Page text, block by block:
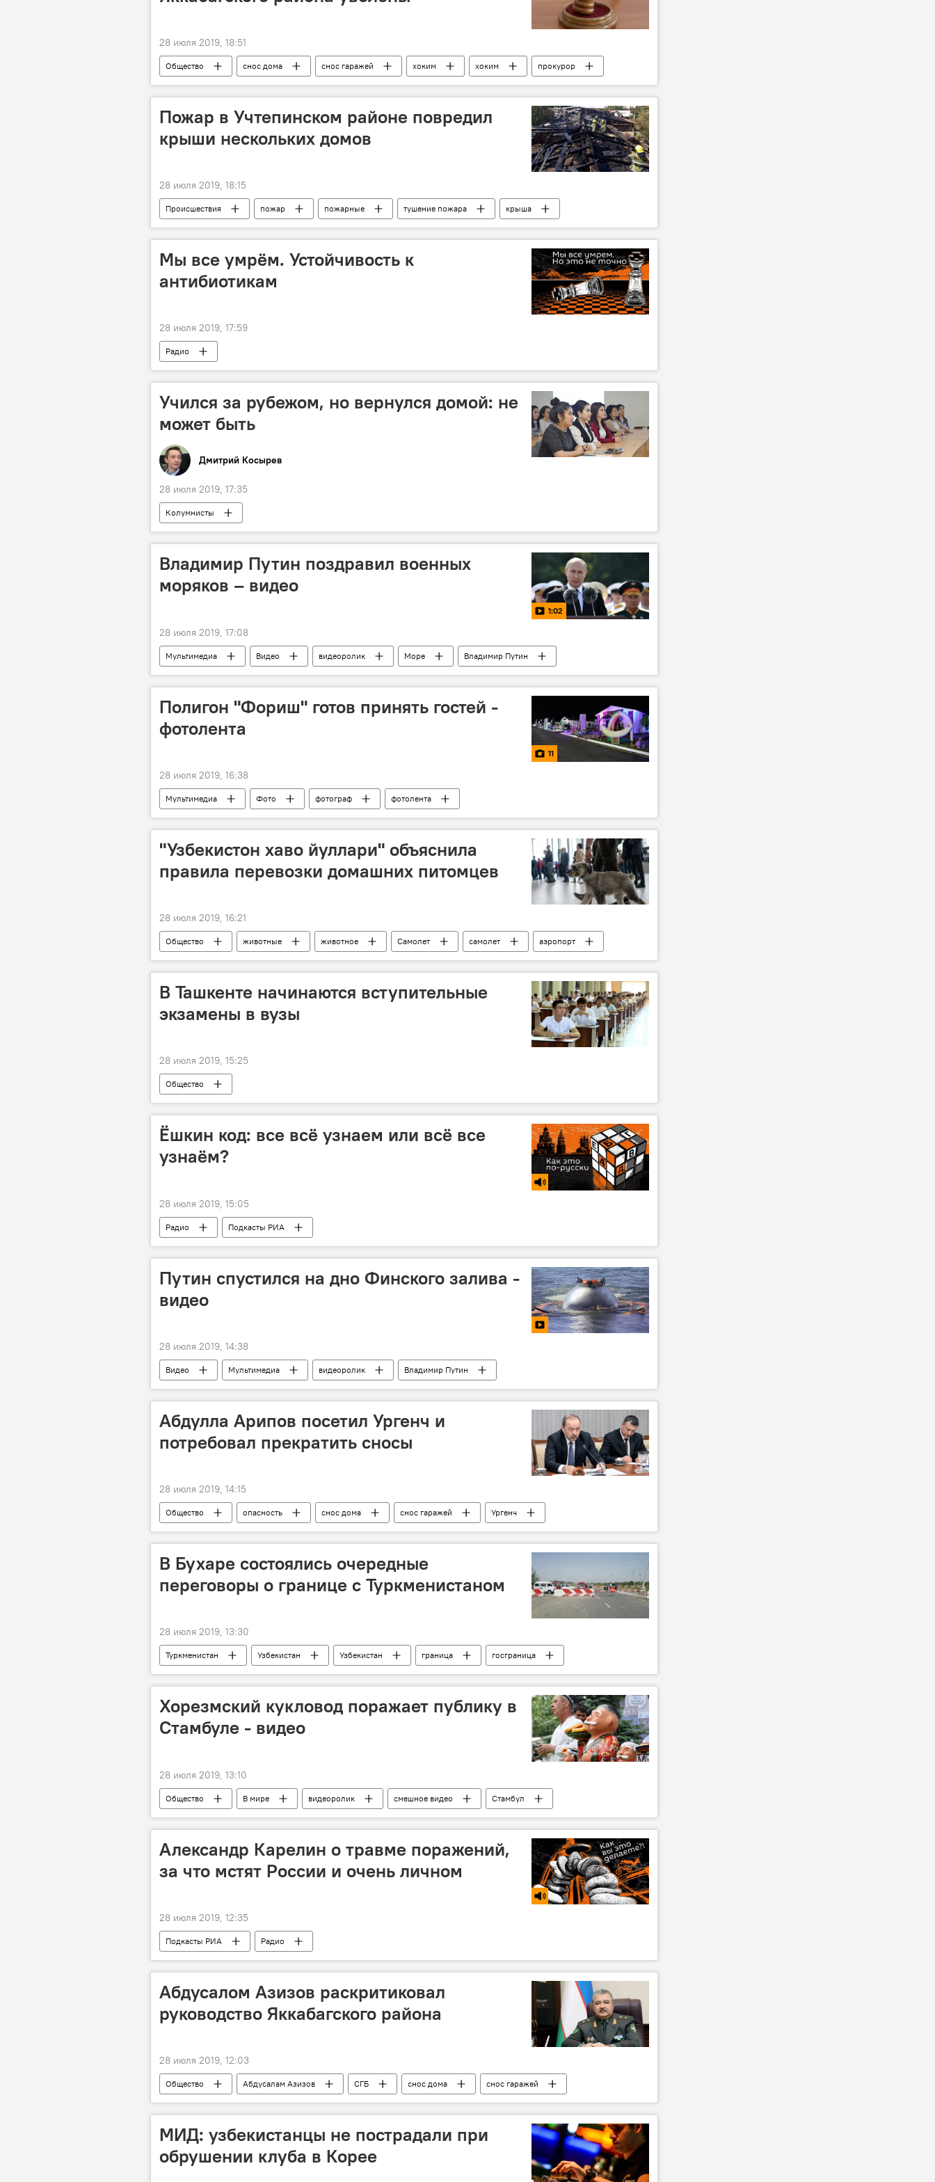
28 июля 2019, 18:51
Общество снос дома снос гаражей хоким хоким
прокурор
увольнение
Пожар в Учтепинском районе повредил
крыши нескольких домов
28 июля 2019, 18:15
Происшествия пожар пожарные тушение пожара
крыша
крыша рухнула
Мы все умрём. Устойчивость к
антибиотикам
28 июля 2019, 17:59
Радио
Учился за рубежом, но вернулся домой: не
может быть
Дмитрий Косырев
28 июля 2019, 17:35
Колумнисты
Владимир Путин поздравил военных
моряков – видео
1:02
28 июля 2019, 17:08
Мультимедиа Видео видеоролик Море Владимир Путин
Полигон "Фориш" готов принять гостей -
фотолента
11
28 июля 2019, 16:38
Мультимедиа Фото фотограф
фотолента
Узбекистан на V Армейских международных играх - 2019
"Узбекистон хаво йуллари" объяснила
правила перевозки домашних питомцев
28 июля 2019, 16:21
Общество животные животное Самолет самолет аэропорт
В Ташкенте начинаются вступительные
экзамены в вузы
28 июля 2019, 15:25
Общество
Ёшкин код: все всё узнаем или всё все
узнаём?
28 июля 2019, 15:05
Радио Подкасты РИА
Путин спустился на дно Финского залива -
видео
28 июля 2019, 14:38
Видео Мультимедиа видеоролик Владимир Путин
Абдулла Арипов посетил Ургенч и
потребовал прекратить сносы
28 июля 2019, 14:15
Общество опасность снос дома снос гаражей Ургенч
В Бухаре состоялись очередные
переговоры о границе с Туркменистаном
28 июля 2019, 13:30
Туркменистан Узбекистан Узбекистан граница
госграница
демаркация
Политика
Хорезмский кукловод поражает публику в
Стамбуле - видео
28 июля 2019, 13:10
Общество В мире видеоролик смешное видео
Стамбул
танец
узбекистанец
Александр Карелин о травме поражений,
за что мстят России и очень личном
28 июля 2019, 12:35
Подкасты РИА Радио
Абдусалом Азизов раскритиковал
руководство Яккабагского района
28 июля 2019, 12:03
Общество Абдусалам Азизов СГБ снос дома
снос гаражей
служба безопасности
МИД: узбекистанцы не пострадали при
обрушении клуба в Корее